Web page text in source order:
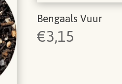
Bengaals Vuur
€3,15